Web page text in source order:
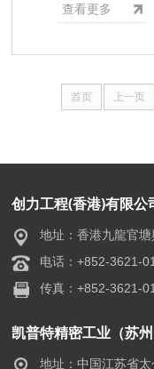
查看更多
首页 上一页
创力工程(香港)有限公
地址：香港九龍官
电话：+852-3621-
传真：+852-3621-
凯普特精密工业（苏
地址：中国江苏省